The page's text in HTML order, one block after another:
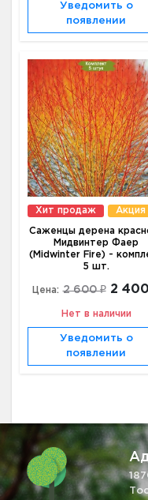
Уведомить о
появлении
Хит продаж Акция
Саженцы дерена
Мидвинтер Фаер
(Midwinter Fire) -
5 шт.
Цена: 2 600 ₽ 2
Нет в наличии
Уведомить о
появлении